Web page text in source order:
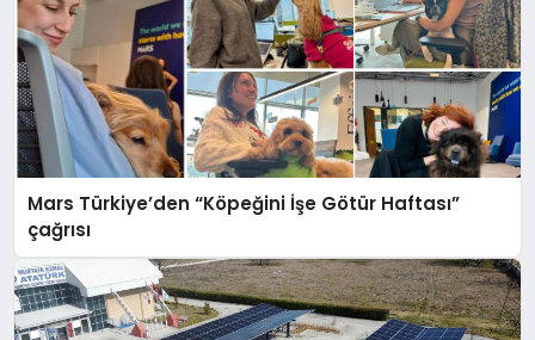
Mars Türkiye’den “Köpeğini İşe Götür Haftası”
çağrısı